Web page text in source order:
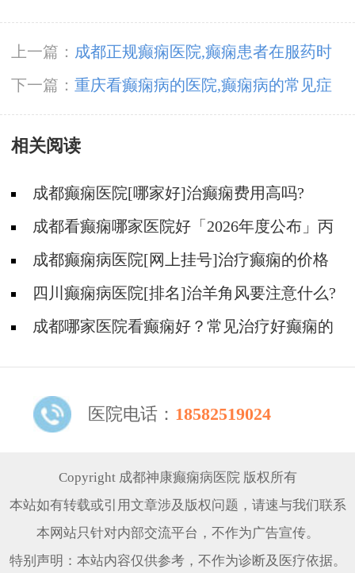
上一篇： 成都正规癫痫医院,癫痫患者在服药时
应该注意哪些事项呢?
下一篇： 重庆看癫痫病的医院,癫痫病的常见症
状?
相关阅读
成都癫痫医院[哪家好]治癫痫费用高吗?
成都看癫痫哪家医院好「2026年度公布」丙
戊酸钠常见的不良反应有哪些?
成都癫痫病医院[网上挂号]治疗癫痫的价格
是多少?
四川癫痫病医院[排名]治羊角风要注意什么?
成都哪家医院看癫痫好？常见治疗好癫痫的
医院电话： 18582519024
Copyright 成都神康癫痫病医院 版权所有
本站如有转载或引用文章涉及版权问题，请速与我们联系
本网站只针对内部交流平台，不作为广告宣传。
特别声明：本站内容仅供参考，不作为诊断及医疗依据。